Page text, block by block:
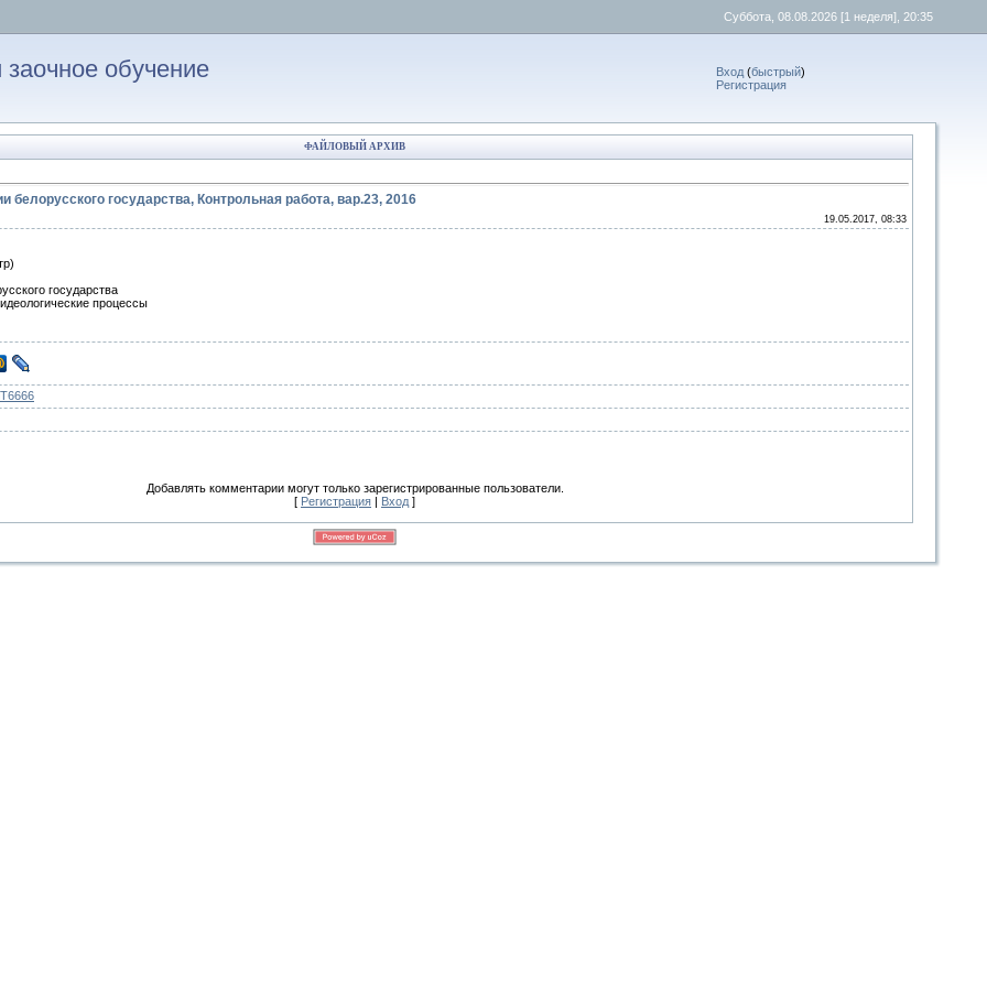
Суббота, 08.08.2026 [1 неделя] , 20:35
обучение Вход (быстрый)
Регистрация
ФАЙЛОВЫЙ АРХИВ
белорусского государства, Контрольная работа, вар.23, 2016
19.05.2017, 08:33
государства
процессы
Добавлять комментарии могут только зарегистрированные пользователи.
[ Регистрация | Вход ]